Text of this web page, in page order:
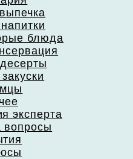
блюда
эксперта
вопросы